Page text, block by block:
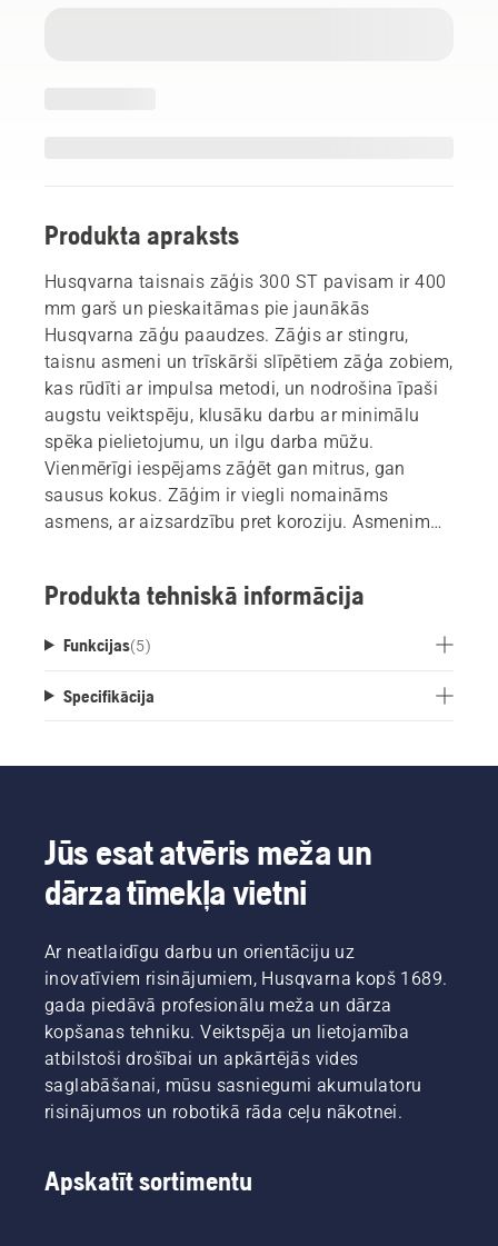
Produkta apraksts
Husqvarna taisnais zāģis 300 ST pavisam ir 400
mm garš un pieskaitāmas pie jaunākās
Husqvarna zāģu paaudzes. Zāģis ar stingru,
taisnu asmeni un trīskārši slīpētiem zāģa zobiem,
kas rūdīti ar impulsa metodi, un nodrošina īpaši
augstu veiktspēju, klusāku darbu ar minimālu
spēka pielietojumu, un ilgu darba mūžu.
Vienmērīgi iespējams zāģēt gan mitrus, gan
sausus kokus. Zāģim ir viegli nomaināms
asmens, ar aizsardzību pret koroziju. Asmenim
rokturis ar noapaļotu galu, kas novērš tā
gadījumos, kad nepieciešams veikt velkošas un
ergonomiskajam, slaidi veidotajam rokturim, kas
lai tas ērti un droši iegultu jūsu saujā.
Produkta tehniskā informācija
Funkcijas(5)
Specifikācija
Jūs esat atvēris meža un
dārza tīmekļa vietni
Ar neatlaidīgu darbu un orientāciju uz
inovatīviem risinājumiem, Husqvarna kopš 1689.
gada piedāvā profesionālu meža un dārza
kopšanas tehniku. Veiktspēja un lietojamība
atbilstoši drošībai un apkārtējās vides
saglabāšanai, mūsu sasniegumi akumulatoru
risinājumos un robotikā rāda ceļu nākotnei.
Apskatīt sortimentu